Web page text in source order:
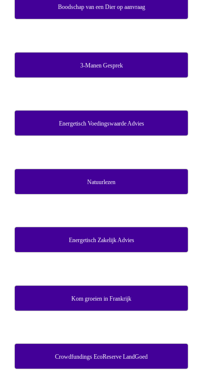
Boodschap van een Dier op aanvraag
3-Manen Gesprek
Energetisch Voedingswaarde Advies
Natuurlezen
Energetisch Zakelijk Advies
Kom groeien in Frankrijk
Crowdfundings EcoReserve LandGoed